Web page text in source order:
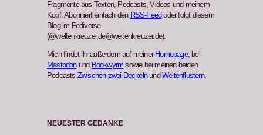
Fragmente aus Texten, Podcasts, Videos und meinem
Kopf. Abonniert einfach den RSS-Feed oder folgt diesem
Blog im Fediverse
(@weltenkreuzer.de@weltenkreuzer.de).
Mich findet ihr außerdem auf meiner Homepage, bei
Mastodonund Bookwyrm sowie bei meinen beiden
Podcasts Zwischen zwei DeckelnundWeltenflüstern.
NEUESTER GEDANKE